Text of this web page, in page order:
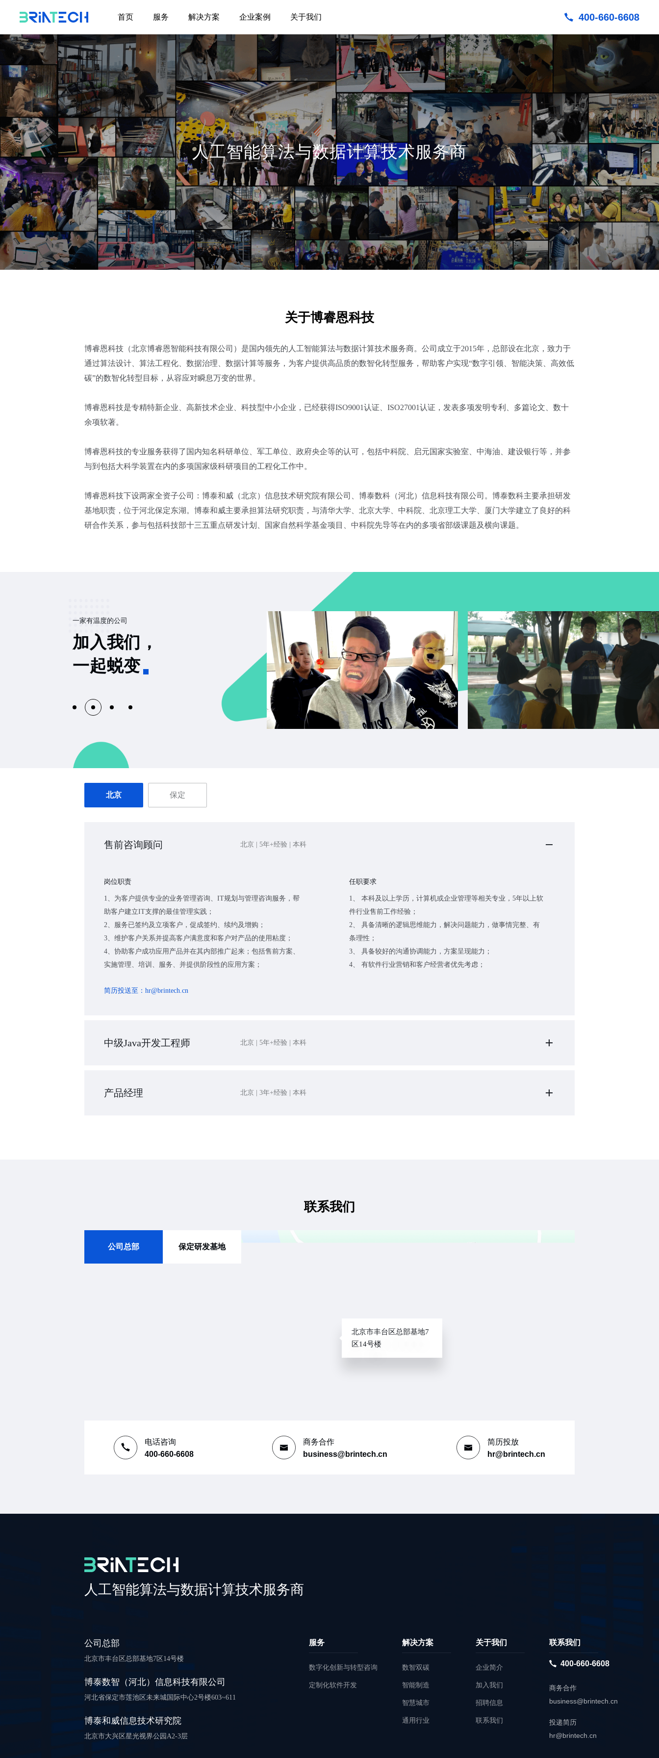
首页 服务
服务
为企业数字化创新与转
型提供咨询规划和方案
设计，助力企业数智化
升级。
数字化创新与转型咨询 定制化软件开发
解决方案
解决方案
为企业量身定制数字化
创新和转型解决方案
数智双碳
基于群智能算法的双碳解决方案
分布式制造业产能共享平台
分布式智慧电厂运营决策平台
智能制造
3D-B2M 三维工业客制平台
LIMS 实验室数字化运管平台
智慧城市
城市低空域信息综合治理平台
物联网居家养老综合服务平台
园区空间数智化运营管理平台
数字孪生
实景建模
GIS可视化
UE像素流
3D建模
企业案例 关于我们 400-660-6608
人工智能算法与数据计算技术服务商
关于博睿恩科技
博睿恩科技（北京博睿恩智能科技有限公司）是国内领先的人工智能算法与数据计算技术服务商。公司成立于2015年，总部设在北京，致力于
通过算法设计、算法工程化、数据治理、数据计算等服务，为客户提供高品质的数智化转型服务，帮助客户实现“数字引领、智能决策、高效低
碳”的数智化转型目标，从容应对瞬息万变的世界。
博睿恩科技是专精特新企业、高新技术企业、科技型中小企业，已经获得ISO9001认证、ISO27001认证，发表多项发明专利、多篇论文、数十
余项软著。
博睿恩科技的专业服务获得了国内知名科研单位、军工单位、政府央企等的认可，包括中科院、启元国家实验室、中海油、建设银行等，并参
与到包括大科学装置在内的多项国家级科研项目的工程化工作中。
博睿恩科技下设两家全资子公司：博泰和威（北京）信息技术研究院有限公司、博泰数科（河北）信息科技有限公司。博泰数科主要承担研发
基地职责，位于河北保定东湖。博泰和威主要承担算法研究职责，与清华大学、北京大学、中科院、北京理工大学、厦门大学建立了良好的科
研合作关系，参与包括科技部十三五重点研发计划、国家自然科学基金项目、中科院先导等在内的多项省部级课题及横向课题。
一家有温度的公司
加入我们，
一起蜕变
北京 保定
售前咨询顾问 北京 | 5年+经验 | 本科
岗位职责
1、为客户提供专业的业务管理咨询、IT规划与管理咨询服务，帮
助客户建立IT支撑的最佳管理实践；
2、服务已签约及立项客户，促成签约、续约及增购；
3、维护客户关系并提高客户满意度和客户对产品的使用粘度；
4、协助客户成功应用产品并在其内部推广起来；包括售前方案、
实施管理、培训、服务、并提供阶段性的应用方案；
任职要求
1、 本科及以上学历，计算机或企业管理等相关专业，5年以上软
件行业售前工作经验；
2、 具备清晰的逻辑思维能力，解决问题能力，做事情完整、有
条理性；
3、 具备较好的沟通协调能力，方案呈现能力；
4、 有软件行业营销和客户经营者优先考虑；
简历投送至： hr@brintech.cn
中级Java开发工程师 北京 | 5年+经验 | 本科
产品经理 北京 | 3年+经验 | 本科
联系我们
公司总部 保定研发基地
北京市丰台区总部基地7
区14号楼
电话咨询
400-660-6608
商务合作
business@brintech.cn
简历投放
hr@brintech.cn
人工智能算法与数据计算技术服务商
公司总部
北京市丰台区总部基地7区14号楼
博泰数智（河北）信息科技有限公司
河北省保定市莲池区未来城国际中心2号楼603~611
博泰和威信息技术研究院
北京市大兴区星光视界公园A2-3层
服务
数字化创新与转型咨询
定制化软件开发
解决方案
数智双碳
智能制造
智慧城市
通用行业
关于我们
企业简介
加入我们
招聘信息
联系我们
联系我们
400-660-6608
商务合作
business@brintech.cn
投递简历
hr@brintech.cn